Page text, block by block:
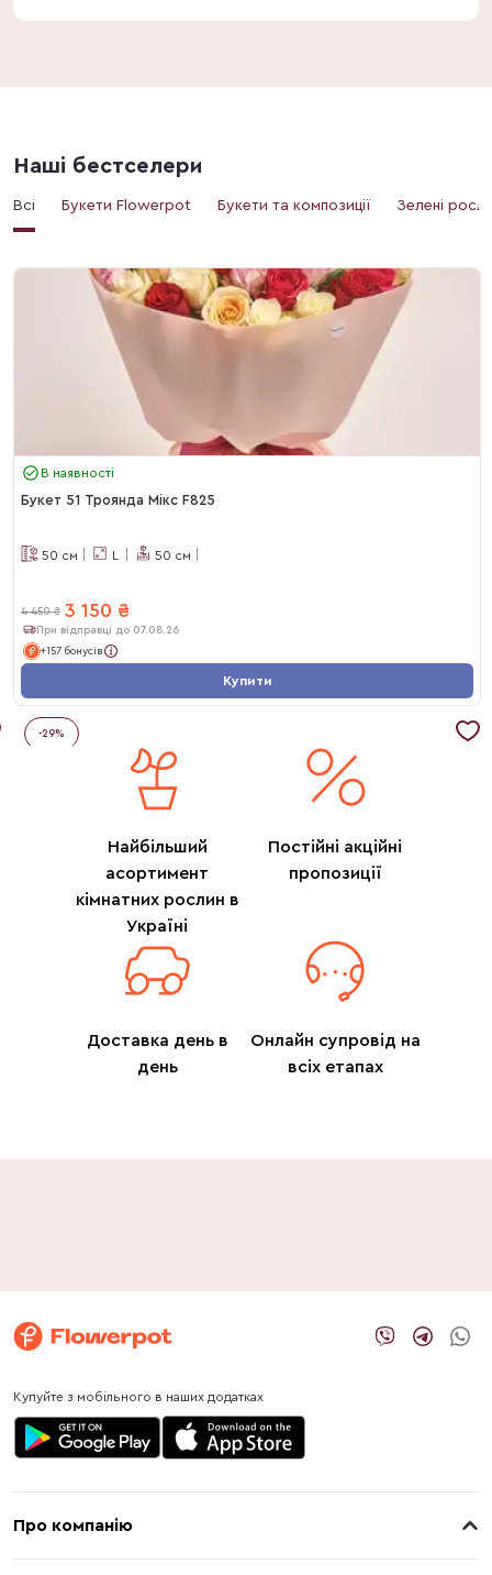
Наші бестселери
Всі Букети Flowerpot Букети та композиції Зелені
В наявності
Букет 51 Троянда Мікс F825
50 см L 50 см
4 450 ₴ 3 150 ₴
При відправці до 07.08.26
+157 бонусів
Купити
-29%
Найбільший
асортимент
кімнатних рослин в
Україні
Постійні акційні
пропозиції
Доставка день в
день
Онлайн супровід на
всіх етапах
Купуйте з мобільного в наших додатках
Про компанію